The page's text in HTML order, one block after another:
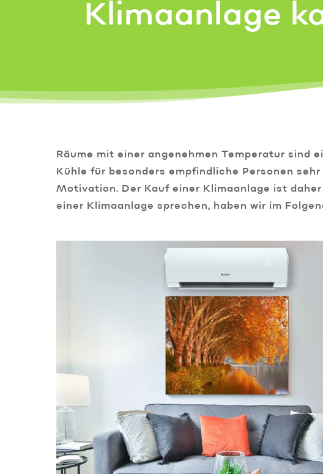
Klimaanlage
Räume mit einer angenehmen Temperatur
Kühle für besonders empfindliche Personen
Motivation. Der Kauf einer Klimaanlage ist
einer Klimaanlage sprechen, haben wir im